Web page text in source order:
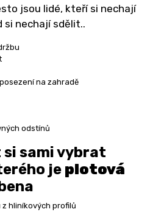
jsou lidé, kteří si nechají
si nechají sdělit..
na zahradě
odstínů
si sami vybrat
je plotová
hliníkových profilů